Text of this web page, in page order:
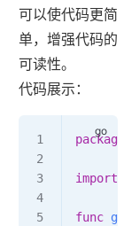
可以使代码更简
单，增强代码的
可读性。
代码展示：
package
import
func